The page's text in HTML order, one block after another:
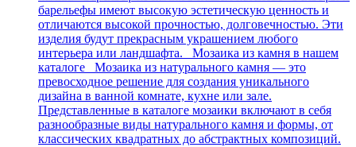
барельефы имеют высокую эстетическую ценность и
отличаются высокой прочностью, долговечностью. Эти
изделия будут прекрасным украшением любого
интерьера или ландшафта. Мозаика из камня в нашем
каталоге Мозаика из натурального камня — это
превосходное решение для создания уникального
дизайна в ванной комнате, кухне или зале.
Представленные в каталоге мозаики включают в себя
разнообразные виды натурального камня и формы, от
классических квадратных до абстрактных композиций.